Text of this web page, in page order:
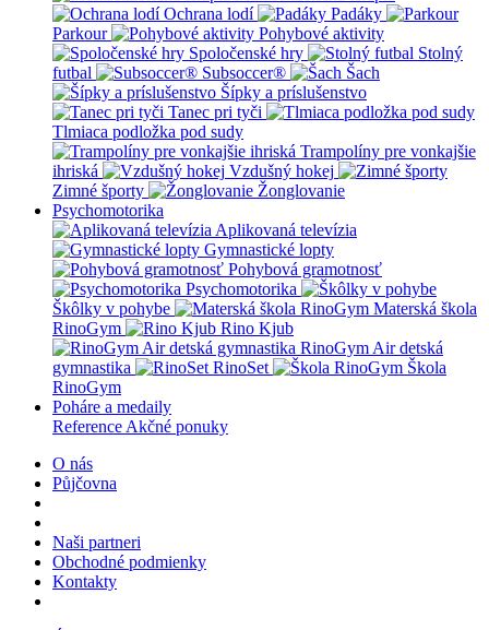
Ochrana lodí
Padáky
Parkour
Pohybové aktivity
Spoločenské hry
Stolný
futbal
Subsoccer®
Šach
Šípky a príslušenstvo
Tanec pri tyči
Tlmiaca podložka pod sudy
Trampolíny pre vonkajšie
ihriská
Vzdušný hokej
Zimné športy
Žonglovanie
Psychomotorika
Aplikovaná televízia
Gymnastické lopty
Pohybová gramotnosť
Psychomotorika
Škôlky v pohybe
Materská škola
RinoGym
Rino Kjub
RinoGym Air detská
gymnastika
RinoSet
Škola
RinoGym
Poháre a medaily
Reference Akčné ponuky
O nás
Půjčovna
Naši partneri
Obchodné podmienky
Kontakty